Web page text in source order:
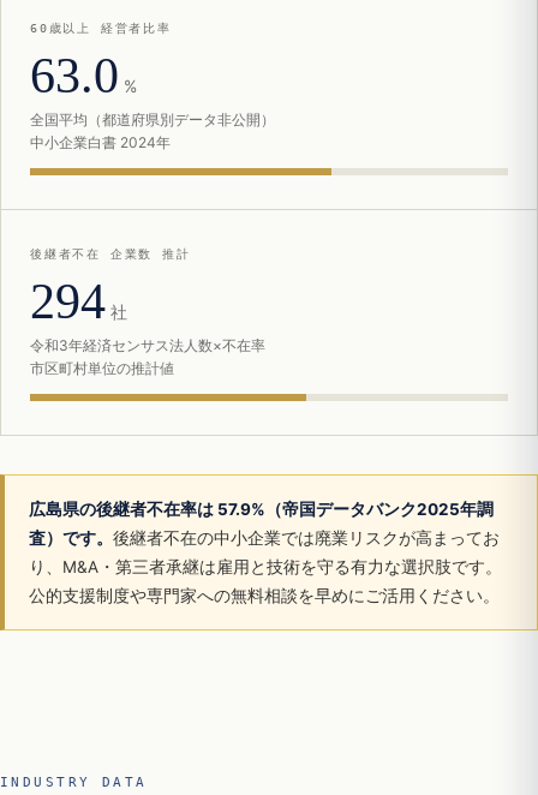
60歳以上 経営者比率
63.0 %
全国平均（都道府県別データ非公開）
中小企業白書 2024年
後継者不在 企業数 推計
294 社
令和3年経済センサス法人数×不在率
市区町村単位の推計値
広島県の後継者不在率は 57.9%（帝国データバンク2025年調
査）です。 後継者不在の中小企業では廃業リスクが高まってお
り、M&A・第三者承継は雇用と技術を守る有力な選択肢です。
公的支援制度や専門家への無料相談を早めにご活用ください。
INDUSTRY DATA